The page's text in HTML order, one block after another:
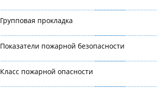
Групповая прокладка
Показатели пожарной безопасности
Класс пожарной опасности